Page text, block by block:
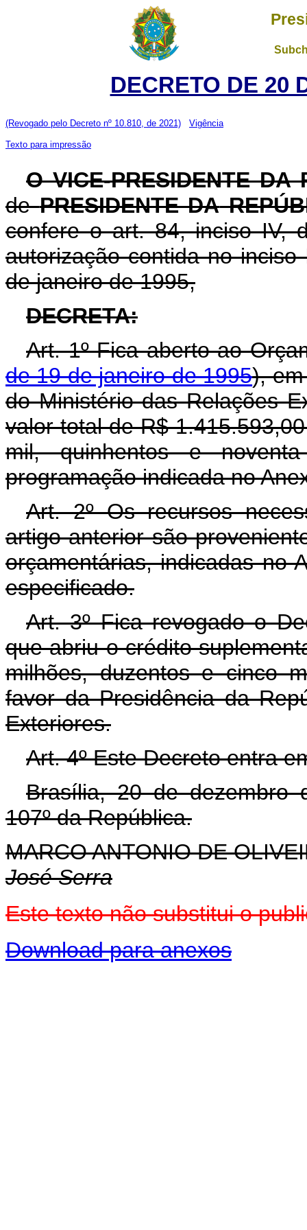
DECRETO DE 20
(Revogado pelo Decreto nº 10.810, de 2021) Vigência
Texto para impressão
O VICE-PRESIDENTE DA
dePRESIDENTE DA
confere o art. 84, inciso IV,
autorização contida no
de janeiro de 1995,
DECRETA:
Art. 1º Fica aberto ao
de 19 de janeiro de 1995),
do Ministério das Relações
valor total de R$
mil, quinhentos e
programação indicada no
Art. 2º Os recursos
artigo anterior são
orçamentárias, indicadas no
especificado.
Art. 3º Fica revogado o
que abriu o crédito
milhões, duzentos e cinco
favor da Presidência da
Exteriores.
Art. 4º Este Decreto entra
Brasília, 20 de dezembro
107º da República.
MARCO ANTONIO DE
José Serra
Este texto não substitui o
Download para anexos